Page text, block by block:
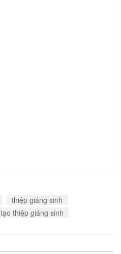
thiệp giáng sinh
tạo thiệp giáng sinh